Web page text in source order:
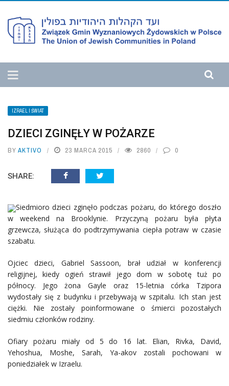
IZRAEL I ŚWIAT
DZIECI ZGINĘŁY W POŻARZE
BY AKTIVO 23 MARCA 2015 2860 0
SHARE:
Siedmioro dzieci zginęło podczas pożaru, do którego doszło
w weekend na Brooklynie. Przyczyną pożaru była płyta
grzewcza, służąca do podtrzymywania ciepła potraw w czasie
szabatu.
Ojciec dzieci, Gabriel Sassoon, brał udział w konferencji
religijnej, kiedy ogień strawił jego dom w sobotę tuż po
północy. Jego żona Gayle oraz 15-letnia córka Tzipora
wydostały się z budynku i przebywają w szpitalu. Ich stan jest
ciężki. Nie zostały poinformowane o śmierci pozostałych
siedmiu członków rodziny.
Ofiary pożaru miały od 5 do 16 lat. Elian, Rivka, David,
Yehoshua, Moshe, Sarah, Ya-akov zostali pochowani w
poniedziałek w Izraelu.